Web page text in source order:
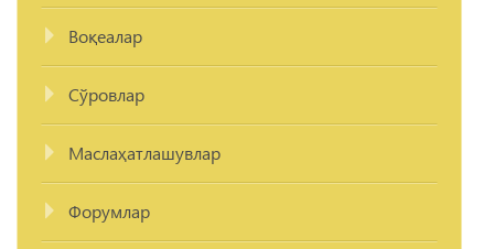
Воқеалар
Сўровлар
Маслаҳатлашувлар
Форумлар